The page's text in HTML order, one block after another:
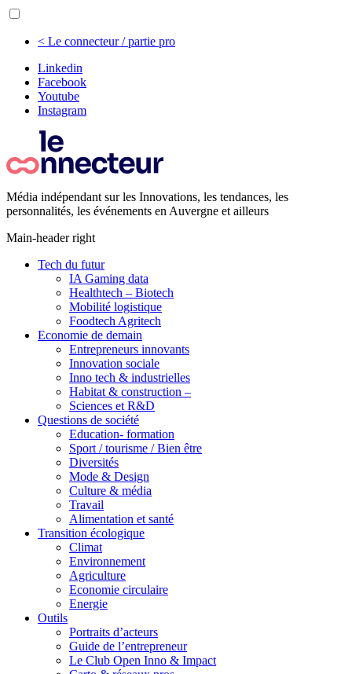
< Le connecteur / partie pro
Linkedin
Facebook
Youtube
Instagram
Média indépendant sur les Innovations, les tendances, les
personnalités, les événements en Auvergne et ailleurs
Main-header right
Tech du futur
IA Gaming data
Healthtech – Biotech
Mobilité logistique
Foodtech Agritech
Economie de demain
Entrepreneurs innovants
Innovation sociale
Inno tech & industrielles
Habitat & construction –
Sciences et R&D
Questions de société
Education- formation
Sport / tourisme / Bien être
Diversités
Mode & Design
Culture & média
Travail
Alimentation et santé
Transition écologique
Climat
Environnement
Agriculture
Economie circulaire
Energie
Outils
Portraits d’acteurs
Guide de l’entrepreneur
Le Club Open Inno & Impact